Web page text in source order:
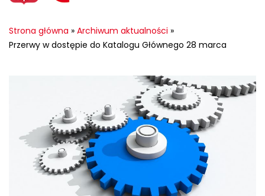
Strona główna » Archiwum aktualności »
Przerwy w dostępie do Katalogu Głównego 28 marca